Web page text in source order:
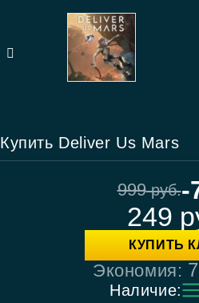
Купить Deliver Us Mars
999руб.-
249
КУПИТЬ
Экономия:
Наличие: